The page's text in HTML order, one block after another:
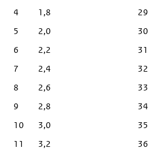
4
1,8
5
2,0
6
2,2
7
2,4
8
2,6
9
2,8
10
3,0
11
3,2
29
30
31
32
33
34
35
36